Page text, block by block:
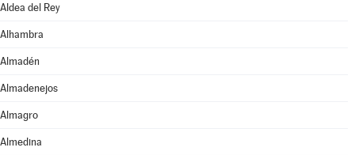
Aldea del Rey
Alhambra
Almadén
Almadenejos
Almagro
Almedina